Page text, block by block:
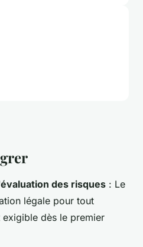
des risques : Le
légale pour tout
dès le premier